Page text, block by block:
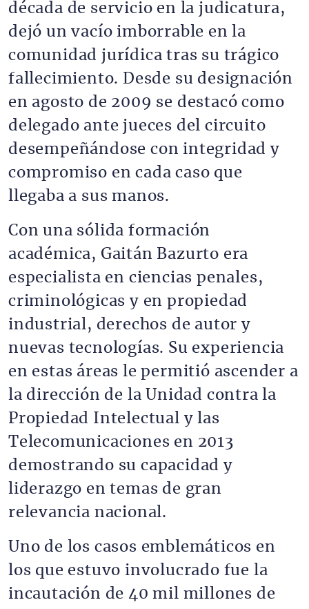
década de servicio en la judicatura,
dejó un vacío imborrable en la
comunidad jurídica tras su trágico
fallecimiento. Desde su designación
en agosto de 2009 se destacó como
delegado ante jueces del circuito
desempeñándose con integridad y
compromiso en cada caso que
llegaba a sus manos.
Con una sólida formación
académica, Gaitán Bazurto era
especialista en ciencias penales,
criminológicas y en propiedad
industrial, derechos de autor y
nuevas tecnologías. Su experiencia
en estas áreas le permitió ascender a
la dirección de la Unidad contra la
Propiedad Intelectual y las
Telecomunicaciones en 2013
demostrando su capacidad y
liderazgo en temas de gran
relevancia nacional.
Uno de los casos emblemáticos en
los que estuvo involucrado fue la
incautación de 40 mil millones de